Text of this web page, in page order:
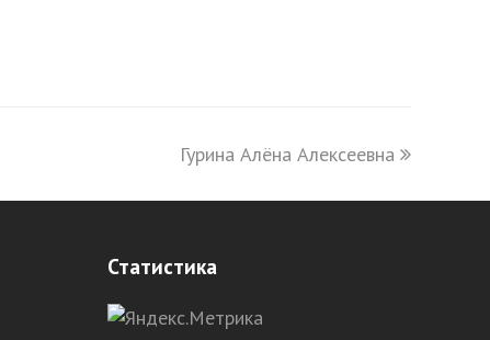
next
Гурина Алёна Алексеевна
Статистика